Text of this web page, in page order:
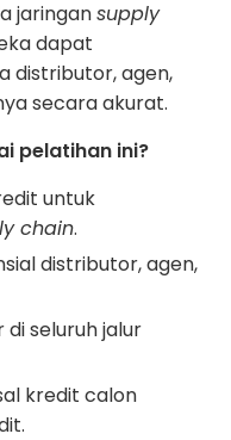
jaringansupply
dapat
distributor, agen,
secara akurat.
pelatihan ini?
untuk
chain.
distributor, agen,
seluruh jalur
kredit calon